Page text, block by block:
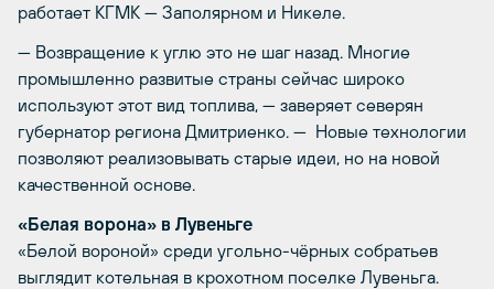
работает КГМК — Заполярном и Никеле.
— Возвращение к углю это не шаг назад. Многие
промышленно развитые страны сейчас широко
используют этот вид топлива, — заверяет северян
губернатор региона Дмитриенко. — Новые технологии
позволяют реализовывать старые идеи, но на новой
качественной основе.
«Белая ворона» в Лувеньге
«Белой вороной» среди угольно-чёрных собратьев
выглядит котельная в крохотном поселке Лувеньга.